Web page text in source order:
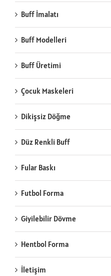
Buff İmalatı
Buff Modelleri
Buff Üretimi
Çocuk Maskeleri
Dikişsiz Döğme
Düz Renkli Buff
Fular Baskı
Futbol Forma
Giyilebilir Dövme
Hentbol Forma
İletişim